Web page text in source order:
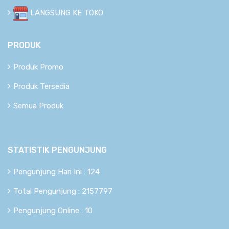
LANGSUNG KE TOKO
PRODUK
Produk Promo
Produk Tersedia
Semua Produk
STATISTIK PENGUNJUNG
Pengunjung Hari Ini : 124
Total Pengunjung : 2157797
Pengunjung Online : 10